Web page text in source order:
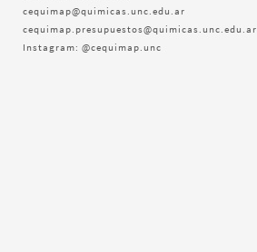
cequimap@quimicas.unc.edu.ar
cequimap.presupuestos@quimicas.unc.edu.ar
Instagram: @cequimap.unc